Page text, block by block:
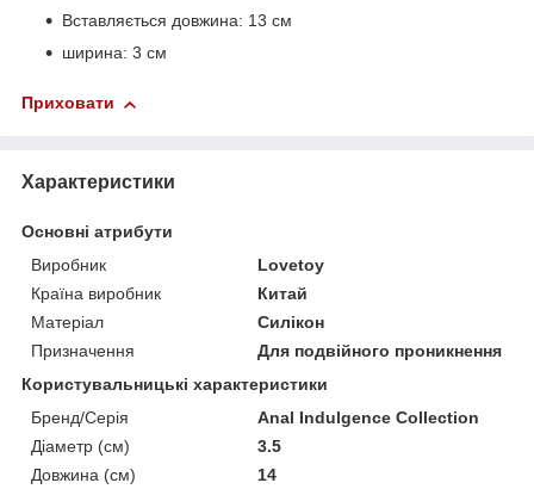
Вставляється довжина: 13 см
ширина: 3 см
Приховати
Характеристики
Основні атрибути
Виробник
Lovetoy
Країна виробник
Китай
Матеріал
Силікон
Призначення
Для подвійного проникнення
Користувальницькі характеристики
Бренд/Серія
Anal Indulgence Collection
Діаметр (см)
3.5
Довжина (см)
14